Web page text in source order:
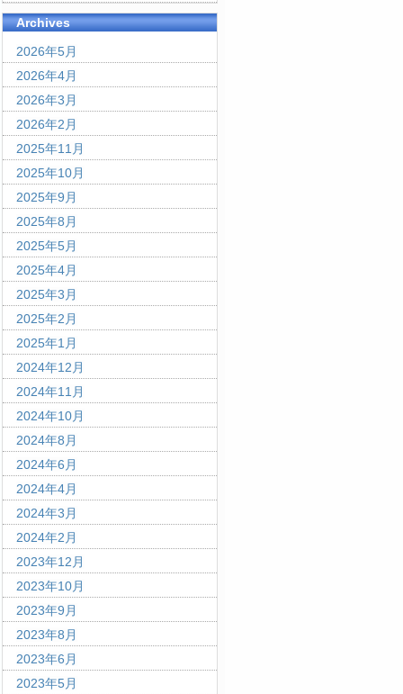
Archives
2026年5月
2026年4月
2026年3月
2026年2月
2025年11月
2025年10月
2025年9月
2025年8月
2025年5月
2025年4月
2025年3月
2025年2月
2025年1月
2024年12月
2024年11月
2024年10月
2024年8月
2024年6月
2024年4月
2024年3月
2024年2月
2023年12月
2023年10月
2023年9月
2023年8月
2023年6月
2023年5月